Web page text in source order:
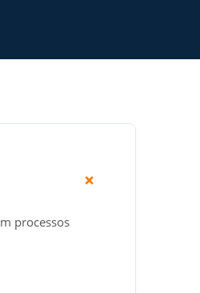
processos